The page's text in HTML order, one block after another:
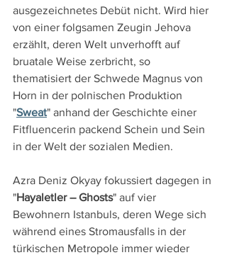
ausgezeichnetes Debüt nicht. Wird hier
von einer folgsamen Zeugin Jehova
erzählt, deren Welt unverhofft auf
bruatale Weise zerbricht, so
thematisiert der Schwede Magnus von
Horn in der polnischen Produktion
"Sweat" anhand der Geschichte einer
Fitfluencerin packend Schein und Sein
in der Welt der sozialen Medien.
Azra Deniz Okyay fokussiert dagegen in
"Hayaletler – Ghosts" auf vier
Bewohnern Istanbuls, deren Wege sich
während eines Stromausfalls in der
türkischen Metropole immer wieder